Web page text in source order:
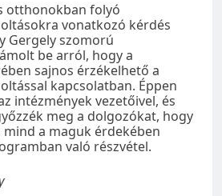
otthonokban folyó
vonatkozó kérdés
Gergely szomorú
be arról, hogy a
sajnos érzékelhető a
kapcsolatban. Éppen
intézmények vezetőivel, és
meg a dolgozókat, hogy
a maguk érdekében
való részvétel.